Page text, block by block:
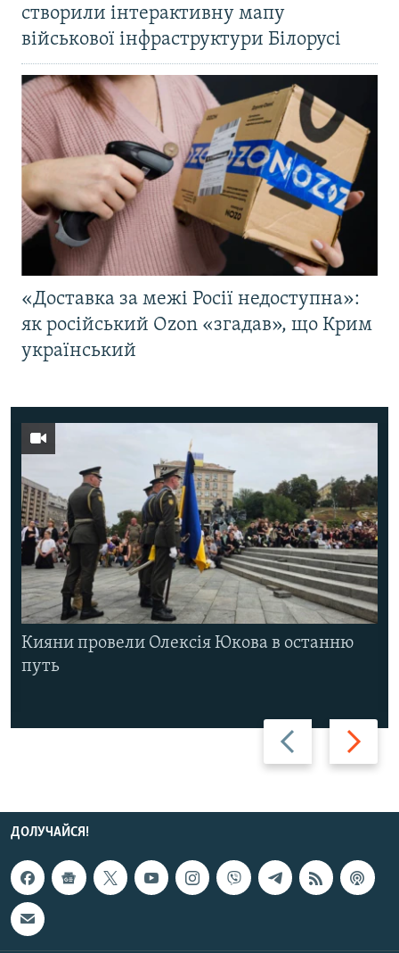
створили інтерактивну мапу
військової інфраструктури Білорусі
«Доставка за межі Росії недоступна»:
як російський Ozon «згадав», що Крим
український
Назад Вперед
Кияни провели Олексія Юкова в останню
путь
ДОЛУЧАЙСЯ!